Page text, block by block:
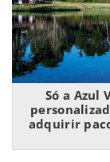
Só a Azul
adquirir